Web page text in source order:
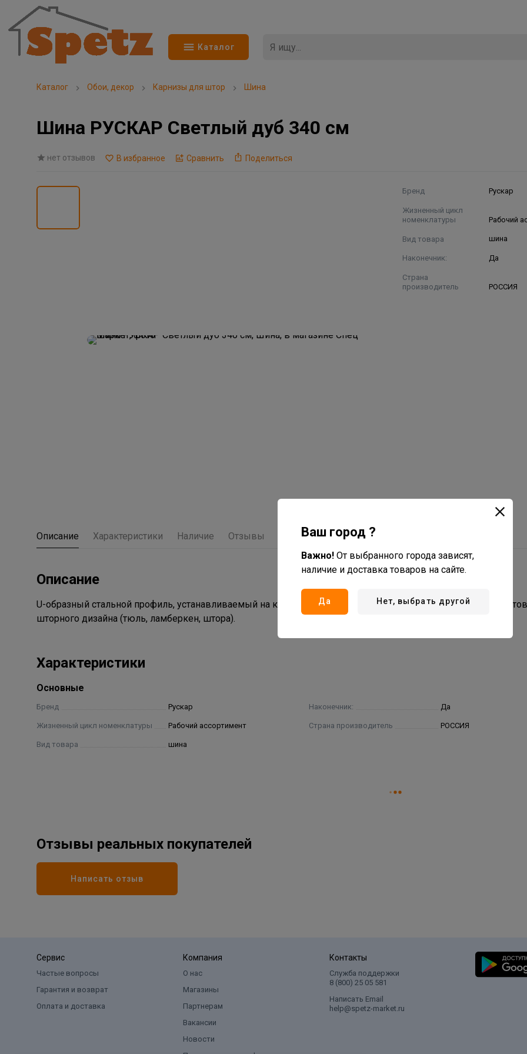
Каталог
Каталог Обои, декор Карнизы для штор Шина
Шина РУСКАР Светлый дуб 340 см
нет отзывов В избранное Сравнить Поделиться
Бренд Рускар
Жизненный цикл
номенклатуры
Рабочий
Вид товара шина
Наконечник: Да
Страна
производитель
РОССИЯ
Описание Характеристики Наличие Отзывы
Описание
U-образный стальной профиль, устанавливаемый на карнизы с целью крепления дополнительных элементов
шторного дизайна (тюль, ламберкен, штора).
Характеристики
Основные
Бренд Рускар
Жизненный цикл номенклатуры Рабочий ассортимент
Вид товара шина
Наконечник: Да
Страна производитель РОССИЯ
Отзывы реальных покупателей
Написать отзыв
Сервис
Частые вопросы
Гарантия и возврат
Оплата и доставка
Компания
О нас
Магазины
Партнерам
Вакансии
Новости
Контакты
Служба поддержки
8 (800) 25 05 581
Написать Email
help@spetz-market.ru
Ваш город ?
Важно! От выбранного города зависят,
наличие и доставка товаров на сайте.
Да Нет, выбрать другой